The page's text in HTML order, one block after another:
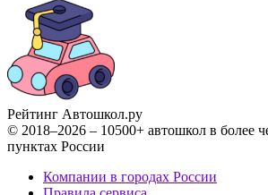
Рейтинг Автошкол.ру
© 2018–2026 – 10500+ автошкол в более
пунктах России
Компании в городах России